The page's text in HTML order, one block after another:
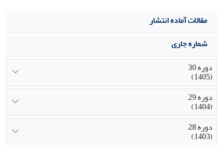
مقالات آماده انتشار
شماره جاری
دوره 30
(1405)
دوره 29
(1404)
دوره 28
(1403)